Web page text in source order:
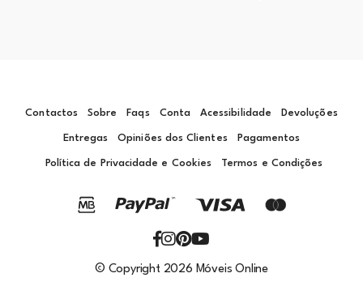
Contactos Sobre Faqs Conta Acessibilidade Devoluções
Entregas Opiniões dos Clientes Pagamentos
Política de Privacidade e Cookies Termos e Condições
© Copyright 2026 Móveis Online